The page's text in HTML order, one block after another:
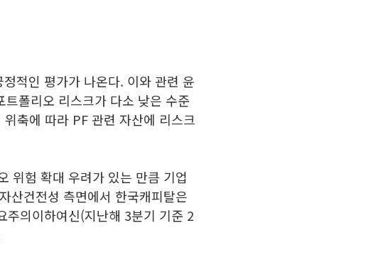
적인 평가가 나온다. 이와 관련 윤
트폴리오 리스크가 다소 낮은 수준
축에 따라 PF 관련 자산에 리스크
위험 확대 우려가 있는 만큼 기업
산건전성 측면에서 한국캐피탈은
주의이하여신(지난해 3분기 기준 2